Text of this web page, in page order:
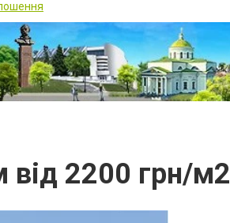
від 2200 грн/м2